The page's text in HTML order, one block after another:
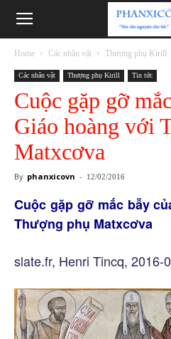
Phanxicô
Home Các nhân vật Thượng phụ Kirill
Các nhân vật Thượng phụ Kirill Tin tức
Cuộc gặp gỡ
Giáo hoàng với
Matxcơva
By phanxicovn - 12/02/2016
Cuộc gặp gỡ mắc bẫy
Thượng phụ Matxcơva
slate.fr, Henri Tincq, 2016-